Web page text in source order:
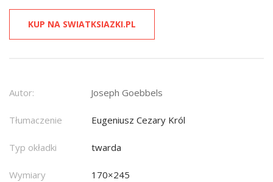
KUP NA SWIATKSIAZKI.PL
Autor: Joseph Goebbels
Tłumaczenie Eugeniusz Cezary Król
Typ okładki twarda
Wymiary 170×245